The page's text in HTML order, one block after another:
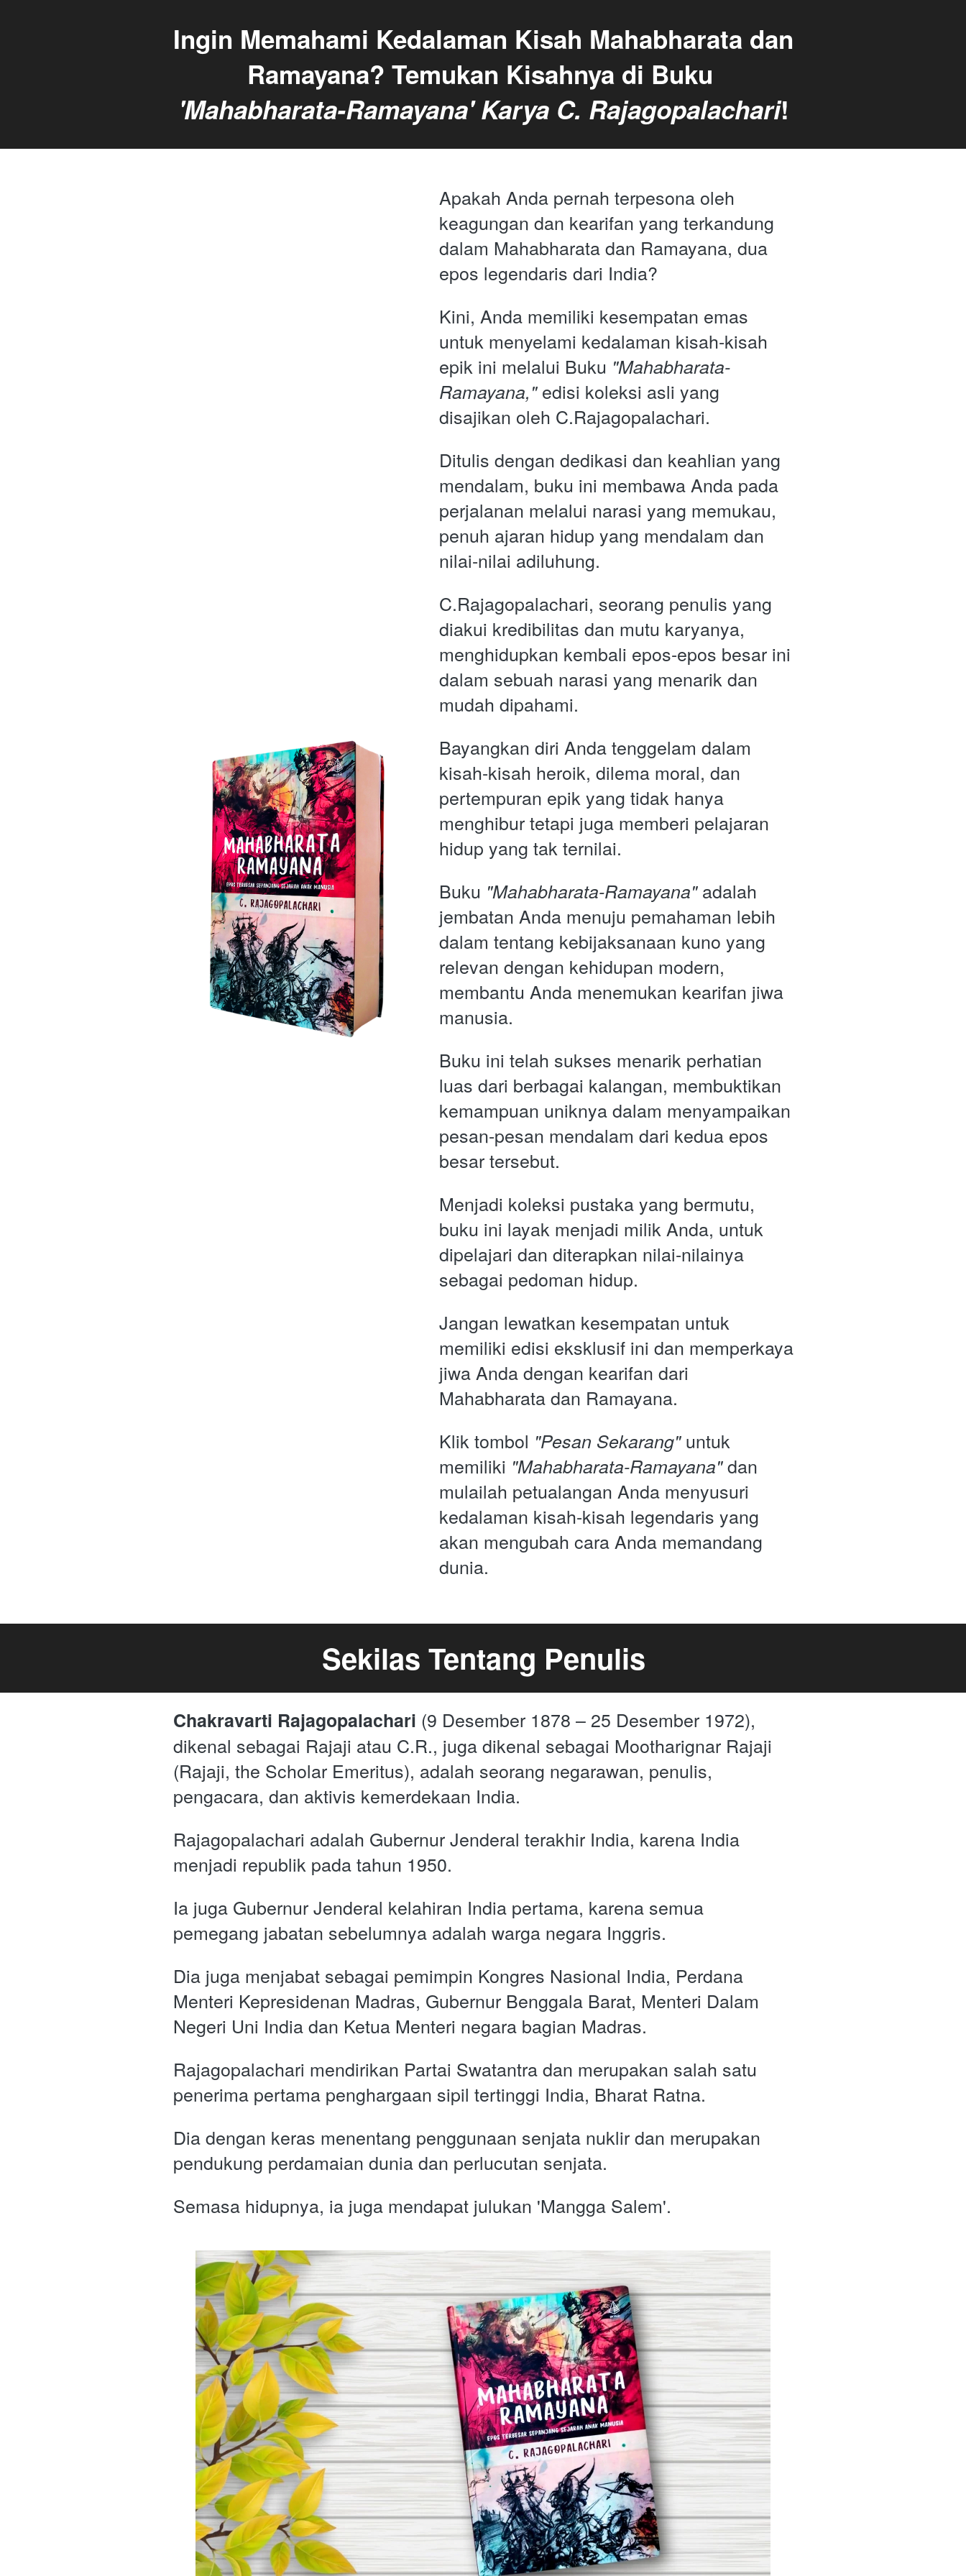
Ingin Memahami Kedalaman Kisah Mahabharata dan
'Mahabharata-Ramayana' Karya C. Rajagopalachari!
Apakah Anda pernah terpesona oleh
keagungan dan kearifan yang terkandung
dalam Mahabharata dan Ramayana, dua
epos legendaris dari India?
Kini, Anda memiliki kesempatan emas
untuk menyelami kedalaman kisah-kisah
epik ini melalui Buku "Mahabharata-
Ramayana," edisi koleksi asli yang
disajikan oleh C.Rajagopalachari.
Ditulis dengan dedikasi dan keahlian yang
mendalam, buku ini membawa Anda pada
perjalanan melalui narasi yang memukau,
penuh ajaran hidup yang mendalam dan
nilai-nilai adiluhung.
C.Rajagopalachari, seorang penulis yang
diakui kredibilitas dan mutu karyanya,
menghidupkan kembali epos-epos besar ini
dalam sebuah narasi yang menarik dan
mudah dipahami.
Bayangkan diri Anda tenggelam dalam
kisah-kisah heroik, dilema moral, dan
pertempuran epik yang tidak hanya
menghibur tetapi juga memberi pelajaran
hidup yang tak ternilai.
Buku "Mahabharata-Ramayana" adalah
jembatan Anda menuju pemahaman lebih
dalam tentang kebijaksanaan kuno yang
relevan dengan kehidupan modern,
membantu Anda menemukan kearifan jiwa
manusia.
Buku ini telah sukses menarik perhatian
luas dari berbagai kalangan, membuktikan
kemampuan uniknya dalam menyampaikan
pesan-pesan mendalam dari kedua epos
besar tersebut.
Menjadi koleksi pustaka yang bermutu,
buku ini layak menjadi milik Anda, untuk
dipelajari dan diterapkan nilai-nilainya
sebagai pedoman hidup.
Jangan lewatkan kesempatan untuk
memiliki edisi eksklusif ini dan memperkaya
jiwa Anda dengan kearifan dari
Mahabharata dan Ramayana.
Klik tombol "Pesan Sekarang" untuk
memiliki "Mahabharata-Ramayana" dan
mulailah petualangan Anda menyusuri
kedalaman kisah-kisah legendaris yang
akan mengubah cara Anda memandang
dunia.
Sekilas Tentang Penulis
Chakravarti Rajagopalachari (9 Desember 1878 – 25 Desember 1972),
dikenal sebagai Rajaji atau C.R., juga dikenal sebagai Mootharignar Rajaji
(Rajaji, the Scholar Emeritus), adalah seorang negarawan, penulis,
pengacara, dan aktivis kemerdekaan India.
Rajagopalachari adalah Gubernur Jenderal terakhir India, karena India
menjadi republik pada tahun 1950.
Ia juga Gubernur Jenderal kelahiran India pertama, karena semua
pemegang jabatan sebelumnya adalah warga negara Inggris.
Dia juga menjabat sebagai pemimpin Kongres Nasional India, Perdana
Menteri Kepresidenan Madras, Gubernur Benggala Barat, Menteri Dalam
Negeri Uni India dan Ketua Menteri negara bagian Madras.
Rajagopalachari mendirikan Partai Swatantra dan merupakan salah satu
penerima pertama penghargaan sipil tertinggi India, Bharat Ratna.
Dia dengan keras menentang penggunaan senjata nuklir dan merupakan
pendukung perdamaian dunia dan perlucutan senjata.
Semasa hidupnya, ia juga mendapat julukan 'Mangga Salem'.